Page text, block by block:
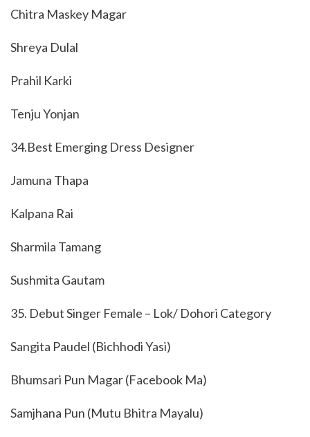
Chitra Maskey Magar
Shreya Dulal
Prahil Karki
Tenju Yonjan
34.Best Emerging Dress Designer
Jamuna Thapa
Kalpana Rai
Sharmila Tamang
Sushmita Gautam
35. Debut Singer Female – Lok/ Dohori Category
Sangita Paudel (Bichhodi Yasi)
Bhumsari Pun Magar (Facebook Ma)
Samjhana Pun (Mutu Bhitra Mayalu)